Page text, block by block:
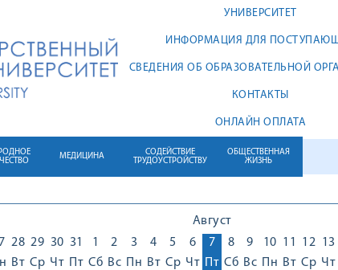
УНИВЕРСИТЕТ
ИНФОРМАЦИЯ ДЛЯ
СВЕДЕНИЯ ОБ ОБРАЗОВАТЕЛЬНОЙ
КОНТАКТЫ
ОНЛАЙН ОПЛАТА
МЕДИЦИНА
СОДЕЙСТВИЕ
ТРУДОУСТРОЙСТВУ
ОБЩЕСТВЕННАЯ
ЖИЗНЬ
Август
28
Вт
29
Ср
30
Чт
31
Пт
1
Сб
2
Вс
3
Пн
4
Вт
5
Ср
6
Чт
7
Пт
8
Сб
9
Вс
10
Пн
11
Вт
12
Ср
13
Чт